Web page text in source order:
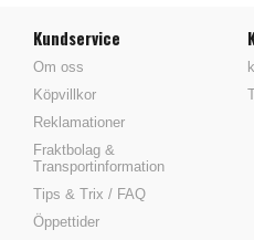
Kundservice
Om oss
Köpvillkor
Reklamationer
Fraktbolag &
Transportinformation
Tips & Trix / FAQ
Öppettider